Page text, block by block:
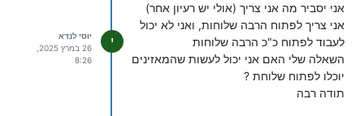
אני יסביר מה אני צריך (אולי יש רעיון אחר)
אני צריך לפתוח הרבה שלוחות, ואני לא יכול
לעבוד לפתוח כ"כ הרבה שלוחות
השאלה שלי האם אני יכול לעשות שהמאזינים
יוכלו לפתוח שלוחת ?
תודה רבה
י
יוסי לנדא
8:26